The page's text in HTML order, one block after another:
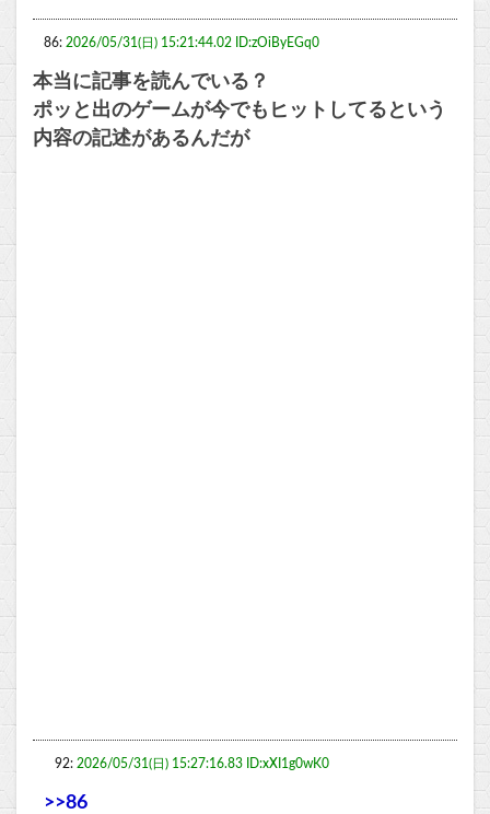
86: 2026/05/31(日) 15:21:44.02 ID:zOiByEGq0
本当に記事を読んでいる？
ポッと出のゲームが今でもヒットしてるという
内容の記述があるんだが
92: 2026/05/31(日) 15:27:16.83 ID:xXI1g0wK0
>>86